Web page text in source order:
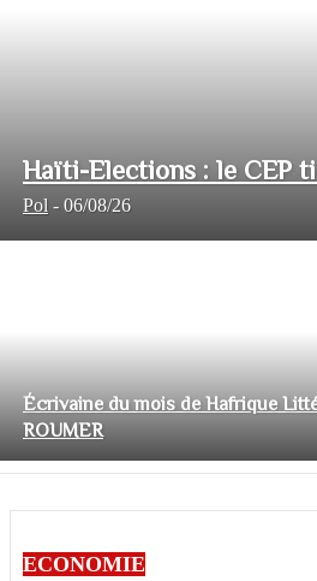
Haïti-Elections : le CEP
Pol - 06/08/26
Écrivaine du mois de Hafrique
ROUMER
ECONOMIE